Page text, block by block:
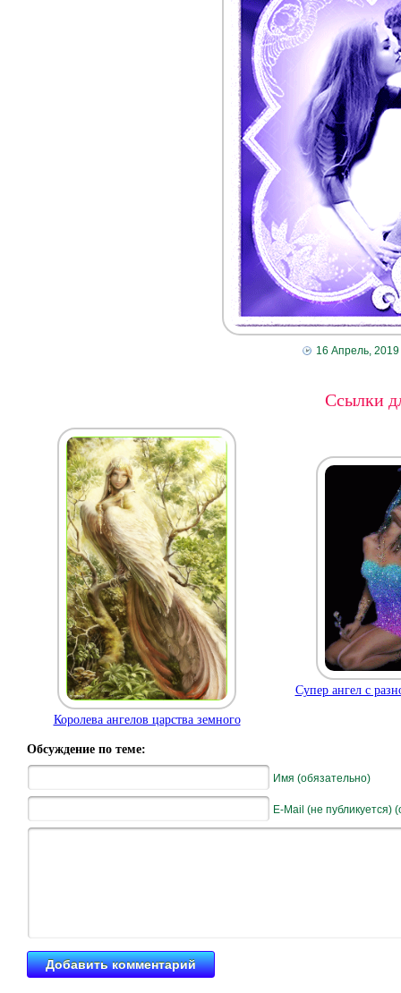
16 Апрель, 2019
Ссылки
Королева ангелов царства земного
Супер ангел с
Обсуждение по теме:
Имя (обязательно)
E-Mail (не публикуется)